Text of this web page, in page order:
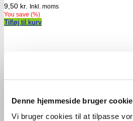
Denne hjemmeside bruger
Vi bruger cookies til at tilpasse
9,50 kr. Inkl. moms
You save (%)
Tilføj til kurv